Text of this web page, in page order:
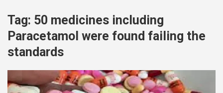
Tag: 50 medicines including
Paracetamol were found failing the
standards